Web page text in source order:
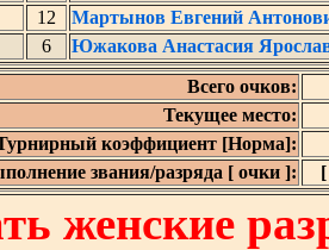
12
Мартынов Евгений
6
Южакова Анастасия
Всего очков:
Текущее место:
коэффициент [Норма]:
звания/разряда [ очки ]:
женские